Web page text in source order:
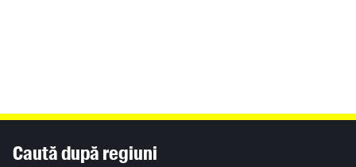
Caută după regiuni